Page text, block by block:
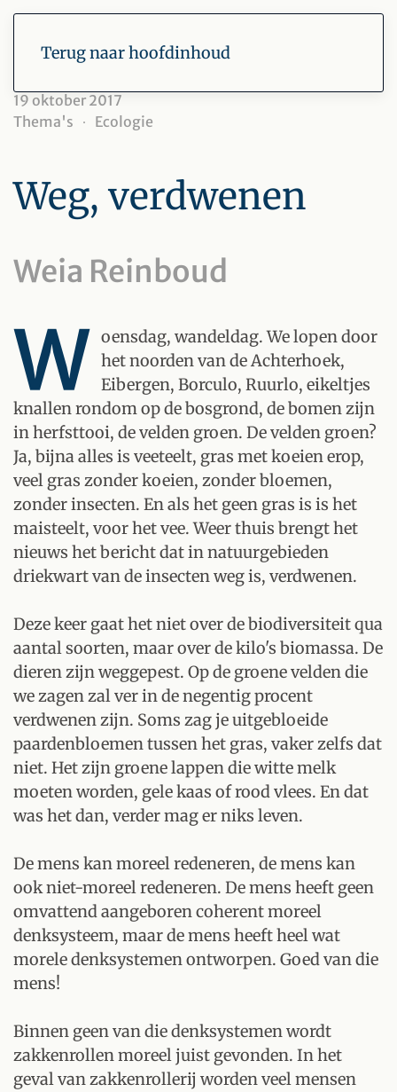
Terug naar hoofdinhoud
19 oktober 2017
Thema's
Ecologie
Weg, verdwenen
Weia Reinboud
W oensdag, wandeldag. We lopen door
het noorden van de Achterhoek,
Eibergen, Borculo, Ruurlo, eikeltjes
knallen rondom op de bosgrond, de bomen zijn
in herfsttooi, de velden groen. De velden groen?
Ja, bijna alles is veeteelt, gras met koeien erop,
veel gras zonder koeien, zonder bloemen,
zonder insecten. En als het geen gras is is het
maisteelt, voor het vee. Weer thuis brengt het
nieuws het bericht dat in natuurgebieden
driekwart van de insecten weg is, verdwenen.
Deze keer gaat het niet over de biodiversiteit qua
aantal soorten, maar over de kilo's biomassa. De
dieren zijn weggepest. Op de groene velden die
we zagen zal ver in de negentig procent
verdwenen zijn. Soms zag je uitgebloeide
paardenbloemen tussen het gras, vaker zelfs dat
niet. Het zijn groene lappen die witte melk
moeten worden, gele kaas of rood vlees. En dat
was het dan, verder mag er niks leven.
De mens kan moreel redeneren, de mens kan
ook niet-moreel redeneren. De mens heeft geen
omvattend aangeboren coherent moreel
denksysteem, maar de mens heeft heel wat
morele denksystemen ontworpen. Goed van die
mens!
Binnen geen van die denksystemen wordt
zakkenrollen moreel juist gevonden. In het
geval van zakkenrollerij worden veel mensen